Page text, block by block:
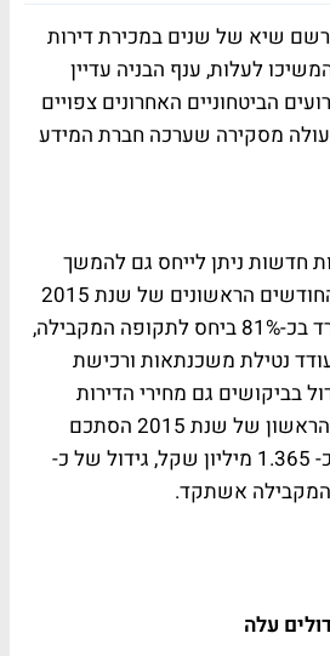
שבשנת 2015 נרשם שיא של שנים במכירת דירות
לעלות, ענף הבניה עדיין
הביטחוניים האחרונים צפויים
עולה מסקירה שערכה חברת המידע
חדשות ניתן לייחס גם להמשך
ירידת הריבית בעשרת החודשים הראשונים של שנת 2015
שער הריבית הממוצע ירד בכ-81% ביחס לתקופה המקבילה,
בלבד ועודד נטילת משכנתאות ורכישת
בביקושים גם מחירי הדירות
המשיכו לעלות, בחציון הראשון של שנת 2015 הסתכם
ממוצע מחירי הדירות בכ- 1.365 מיליון שקל, גידול של כ-
עלה